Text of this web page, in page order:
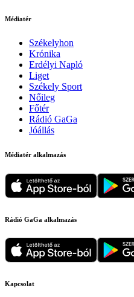
Médiatér
Székelyhon
Krónika
Erdélyi Napló
Liget
Székely Sport
Nőileg
Főtér
Rádió GaGa
Jóállás
Médiatér alkalmazás
Rádió GaGa alkalmazás
Kapcsolat